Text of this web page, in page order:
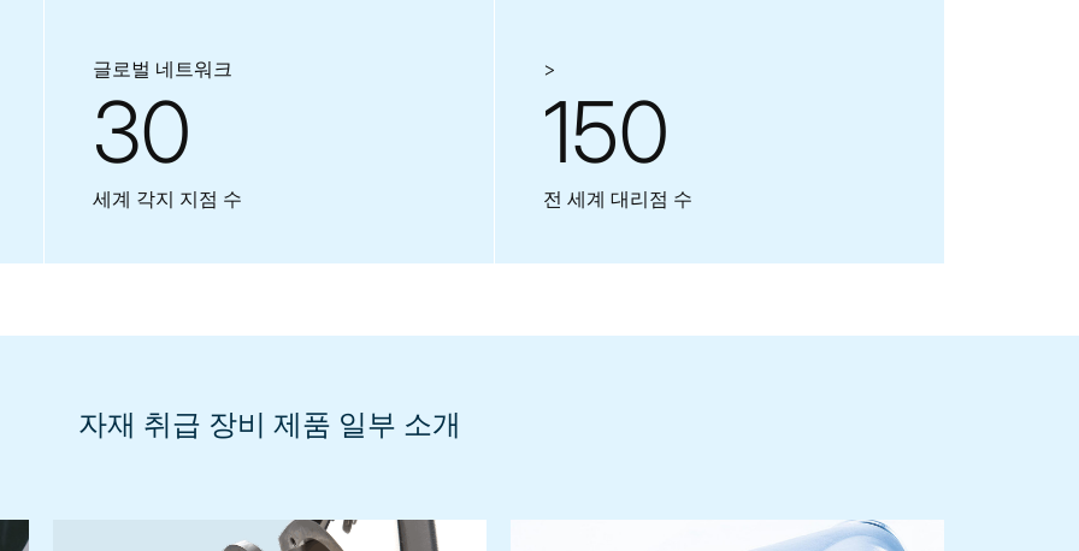
글로벌 네트워크
30
세계 각지 지점 수
>
150
전 세계 대리점 수
자재 취급 장비 제품 일부 소개